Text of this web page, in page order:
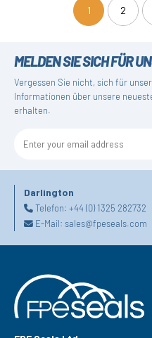
1(current)2
MELDEN SIE SICH FÜR
Vergessen Sie nicht, sich für
Informationen über unsere
erhalten.
Darlington
Telefon: +44 (0) 1325 282732
E-Mail: sales@fpeseals.com